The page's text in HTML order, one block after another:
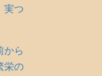
実つ
ら
栄の